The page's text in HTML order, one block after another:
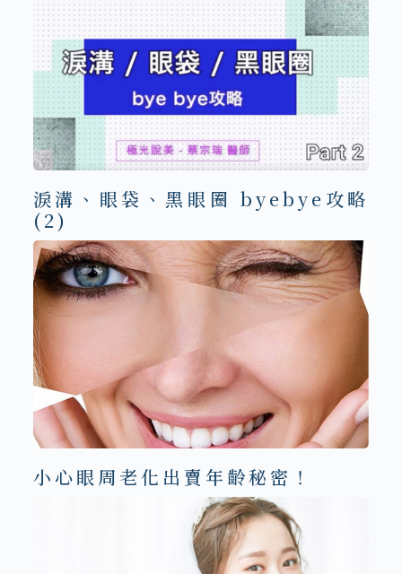
淚溝、眼袋、黑眼圈 byebye攻略
(2)
小心眼周老化出賣年齡秘密！